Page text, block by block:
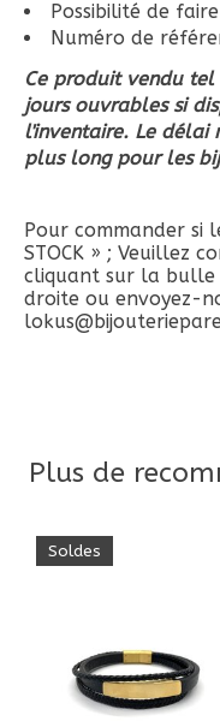
Possibilité de
Numéro de
Ce produit vendu
jours ouvrables si
l'inventaire. Le délai
plus long pour les
Pour commander si
STOCK » ; Veuillez
cliquant sur la bulle
droite ou envoyez-
Plus de
Articles du
Soldes